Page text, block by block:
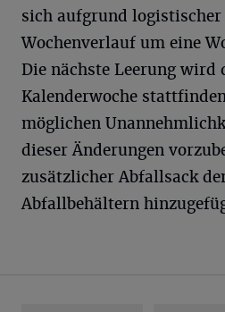
sich aufgrund logistischer
Wochenverlauf um eine
Die nächste Leerung wird
Kalenderwoche
möglichen
dieser Änderungen
zusätzlicher Abfallsack
Abfallbehältern